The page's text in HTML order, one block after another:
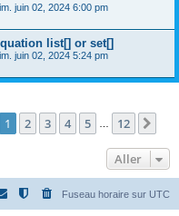
juin 02, 2024 6:00 pm
list[] or set[]
juin 02, 2024 5:24 pm
1sur12
1 2 3 4 5 12
Aller
Fuseau horaire sur UTC